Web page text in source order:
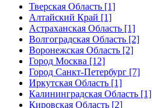
Тверская Область [1]
Алтайский Край [1]
Астраханская Область [1]
Волгоградская Область [2]
Воронежская Область [2]
Город Москва [12]
Город Санкт-Петербург [7]
Иркутская Область [1]
Калининградская Область [1]
Кировская Область [2]